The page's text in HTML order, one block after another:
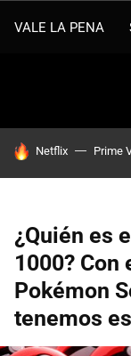
VALE LA PENA
HOY SE HABLA DE
Netflix Prime
¿Quién es
1000? Con
Pokémon
tenemos